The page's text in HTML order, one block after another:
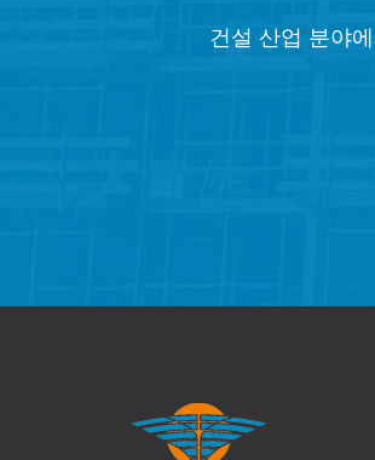
건설 산업 분야